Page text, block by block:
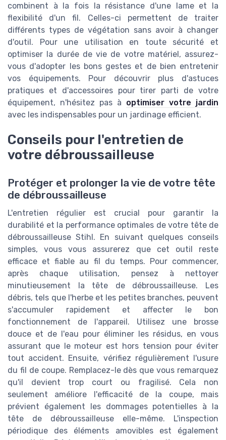
combinent à la fois la résistance d'une lame et la
flexibilité d'un fil. Celles-ci permettent de traiter
différents types de végétation sans avoir à changer
d'outil. Pour une utilisation en toute sécurité et
optimiser la durée de vie de votre matériel, assurez-
vous d'adopter les bons gestes et de bien entretenir
vos équipements. Pour découvrir plus d'astuces
pratiques et d'accessoires pour tirer parti de votre
équipement, n'hésitez pas à optimiser votre jardin
avec les indispensables pour un jardinage efficient.
Conseils pour l'entretien de
votre débroussailleuse
Protéger et prolonger la vie de votre tête
de débroussailleuse
L'entretien régulier est crucial pour garantir la
durabilité et la performance optimales de votre tête de
débroussailleuse Stihl. En suivant quelques conseils
simples, vous vous assurerez que cet outil reste
efficace et fiable au fil du temps. Pour commencer,
après chaque utilisation, pensez à nettoyer
minutieusement la tête de débroussailleuse. Les
débris, tels que l'herbe et les petites branches, peuvent
s'accumuler rapidement et affecter le bon
fonctionnement de l'appareil. Utilisez une brosse
douce et de l'eau pour éliminer les résidus, en vous
assurant que le moteur est hors tension pour éviter
tout accident. Ensuite, vérifiez régulièrement l'usure
du fil de coupe. Remplacez-le dès que vous remarquez
qu'il devient trop court ou fragilisé. Cela non
seulement améliore l'efficacité de la coupe, mais
prévient également les dommages potentielles à la
tête de débroussailleuse elle-même. L'inspection
périodique des éléments amovibles est également